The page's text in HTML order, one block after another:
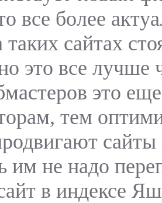
все более
сайтах
это все лучше
это
тем
сайты
им не надо
в индексе